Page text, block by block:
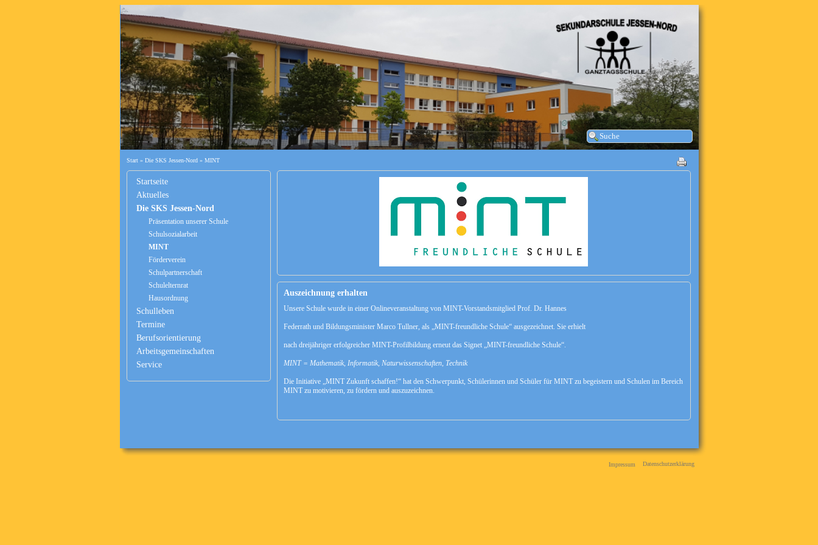
Start» Die SKS Jessen-Nord» MINT
Startseite
Aktuelles
Die SKS Jessen-Nord
Präsentation unserer Schule
Schulsozialarbeit
MINT
Förderverein
Schulpartnerschaft
Schulelternrat
Hausordnung
Schulleben
Termine
Berufsorientierung
Arbeitsgemeinschaften
Service
Auszeichnung erhalten
Unsere Schule wurde in einer Onlineveranstaltung von MINT-Vorstandsmitglied Prof. Dr. Hannes
Federrath und Bildungsminister Marco Tullner, als „MINT-freundliche Schule“ ausgezeichnet. Sie erhielt
nach dreijähriger erfolgreicher MINT-Profilbildung erneut das Signet „MINT-freundliche Schule“.
MINT = Mathematik, Informatik, Naturwissenschaften, Technik
Die Initiative „MINT Zukunft schaffen!“ hat den Schwerpunkt, Schülerinnen und Schüler für MINT zu begeistern und Schulen im Bereich
MINT zu motivieren, zu fördern und auszuzeichnen.
Datenschutzerklärung
Impressum